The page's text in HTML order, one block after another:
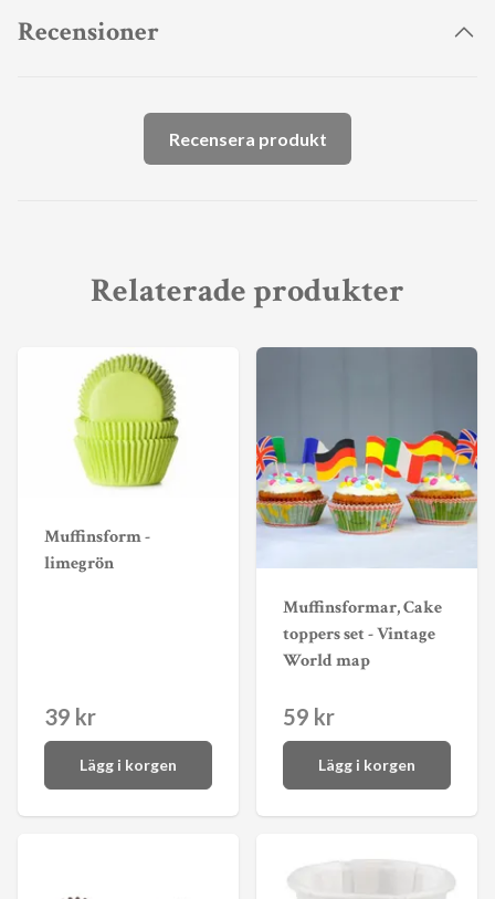
Recensioner
Recensera produkt
Relaterade produkter
Muffinsform -
limegrön
39 kr
Lägg i korgen
Muffinsformar, Cake
toppers set - Vintage
World map
59 kr
Lägg i korgen